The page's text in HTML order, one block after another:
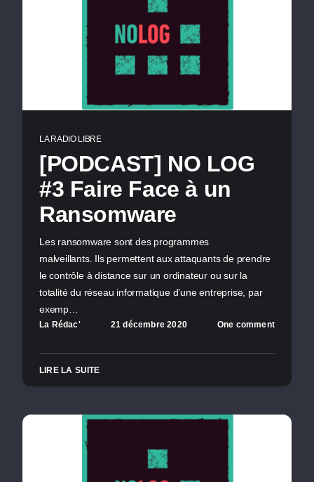
LA RADIO LIBRE
[PODCAST] NO LOG
#3 Faire Face à un
Ransomware
Les ransomware sont des programmes
malveillants. Ils permettent aux attaquants de prendre
le contrôle à distance sur un ordinateur ou sur la
totalité du réseau informatique d’une entreprise, par
exemp…
La Rédac' 21 décembre 2020 One comment
LIRE LA SUITE